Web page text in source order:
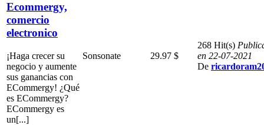
Ecommergy,
comercio
electronico
¡Haga crecer su
negocio y aumente
sus ganancias con
ECommergy! ¿Qué
es ECommergy?
ECommergy es
un[...]
Sonsonate 29.97 $
268 Hit(s)
en 22-07-2021
De